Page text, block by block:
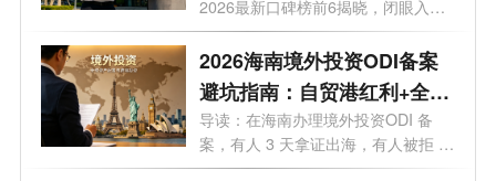
2026最新口碑榜前6揭晓，闭眼入。
你想在海...
2026海南境外投资ODI备案
避坑指南：自贸港红利+全流
程实操，28个问题一次讲透
导读：在海南办理境外投资ODI 备
案，有人 3 天拿证出海，有人被拒 5
次？28 ...